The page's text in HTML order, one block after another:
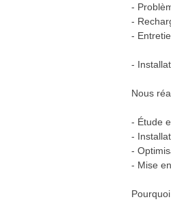
-
-
-
-
Nous
- Étude
-
-
- Mise